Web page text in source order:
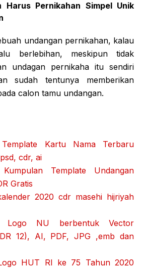
Harus Pernikahan Simpel Unik
undangan pernikahan, kalau
berlebihan, meskipun tidak
undagan pernikaha itu sendiri
sudah tentunya memberikan
calon tamu undangan.
Kartu Nama Terbaru
cdr, ai
Template Undangan
Gratis
2020 cdr masehi hijriyah
Logo NU berbentuk Vector
12), AI, PDF, JPG ,emb dan
HUT RI ke 75 Tahun 2020